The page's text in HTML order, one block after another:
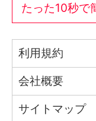
たった10秒で
利用規約
会社概要
サイトマップ